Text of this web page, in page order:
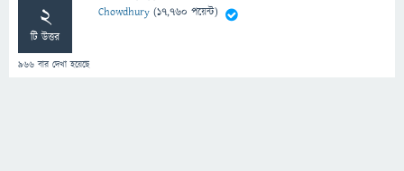
2
টি উত্তর
966 বার দেখা হয়েছে
Chowdhury (17,760 পয়েন্ট)